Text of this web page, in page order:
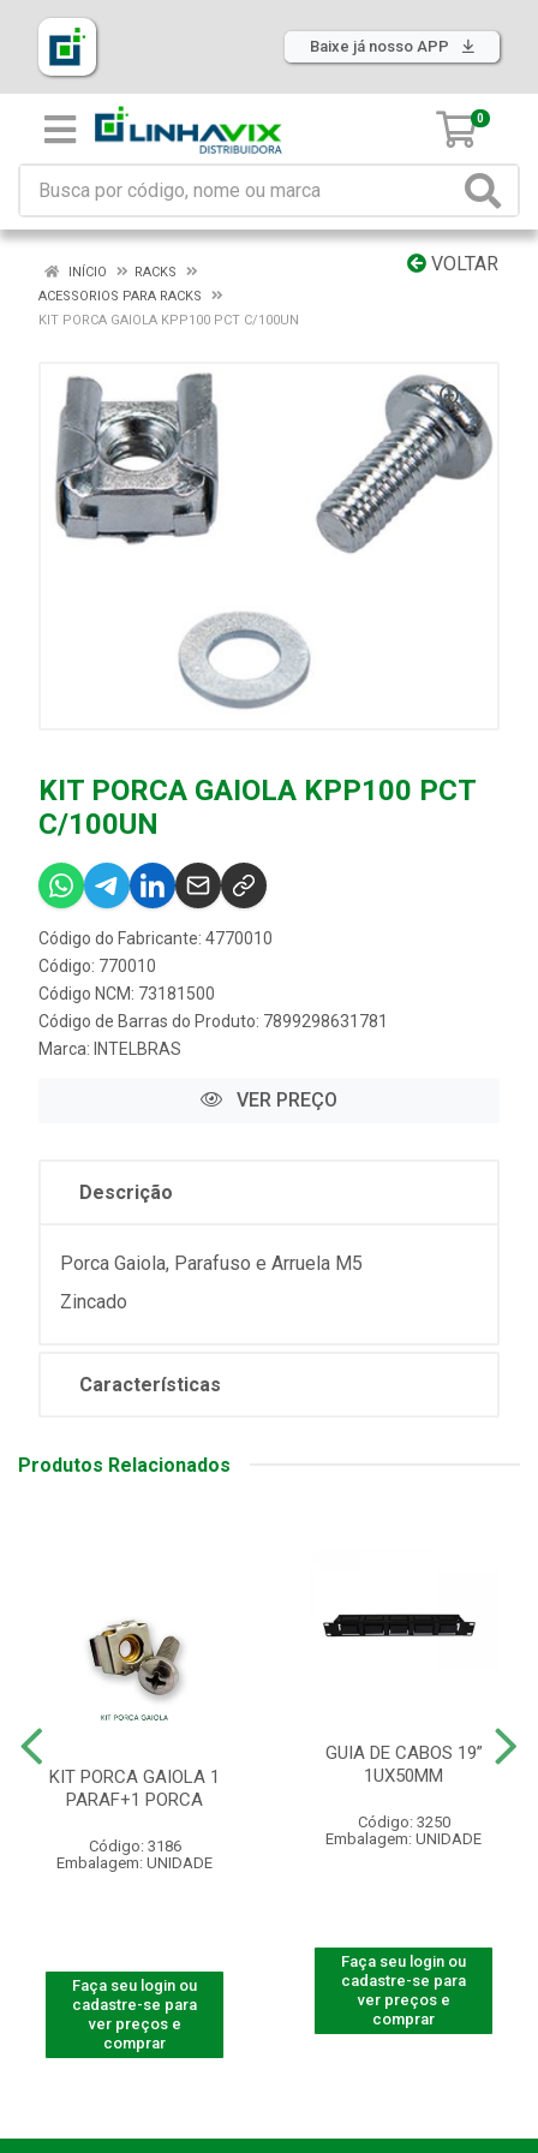
Baixe já nosso APP
0
VOLTAR
INÍCIO
RACKS
ACESSORIOS PARA RACKS
KIT PORCA GAIOLA KPP100 PCT C/100UN
KIT PORCA GAIOLA KPP100 PCT
C/100UN
Código do Fabricante: 4770010
Código: 770010
Código NCM: 73181500
Código de Barras do Produto: 7899298631781
Marca: INTELBRAS
VER PREÇO
Descrição
Porca Gaiola, Parafuso e Arruela M5
Zincado
Características
Produtos Relacionados
KIT PORCA GAIOLA 1
PARAF+1 PORCA
Código: 3186
Embalagem: UNIDADE
Faça seu login ou
cadastre-se para
ver preços e
comprar
GUIA DE CABOS 19”
1UX50MM
Código: 3250
Embalagem: UNIDADE
Faça seu login ou
cadastre-se para
ver preços e
comprar